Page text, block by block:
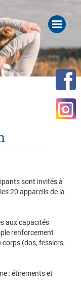
sont invités à
20 appareils de la
aux capacités
renforcement
(dos, fessiers,
: étirements et